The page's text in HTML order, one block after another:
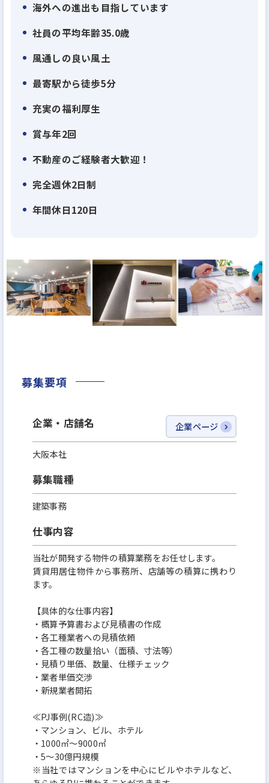
管理、売却サポート までを一貫して行う「垂直統合
型ビジネスモデル」です。
不動産業と建設業のハイブリッドを実現すること
高いサービスをお届けしています。
また、自社開発による一棟物の新築・中古アパート
多様なお客様のニーズに合わせた最適な資産運用プ
ランをご提案しています。
ける「圧倒的顧客ファースト」の精神は、大和財託
提供することで、多くの方々から高い支持をいただ
いています。
その結果、創業以来増収増益、創業12年(2025年時
点）で売上高360億円。
時代の変化を先取りしながら、常に進化を続ける当
資産運用をより多くの方々に開かれたものとし、こ
れからも新しい価値と未来を切り拓いてまいります。
「家族に入社を勧めたい次世代に残していきたい企
業」を指す、ホワイト企業に2022年から4年連続で認
2025年7月1日(火)に、最高ランク『プラチナ』ラン
クを2年連続で取得しました！
き方、健康経営、労働法順守 の4項目では満点を
ビジネスモデル/生産性、リスクマネジメント の2項
目では高い点数を取得しており
透明性の高い経営・社員の働きがい を高い水準で
実現しています！
海外への進出も目指しています
社員の平均年齢35.0歳
風通しの良い風土
最寄駅から徒歩5分
充実の福利厚生
賞与年2回
不動産のご経験者大歓迎！
完全週休2日制
年間休日120日
募集要項
企業・店舗名 企業ページ
大阪本社
募集職種
建築事務
仕事内容
当社が開発する物件の積算業務をお任せします。
賃貸用居住物件から事務所、店舗等の積算に携わり
ます。
【具体的な仕事内容】
・概算予算書および見積書の作成
・各工種業者への見積依頼
・各工種の数量拾い（面積、寸法等）
・見積り単価、数量、仕様チェック
・業者単価交渉
・新規業者開拓
≪PJ事例(RC造)≫
・マンション、ビル、ホテル
・1000㎡～9000㎡
・5～30億円規模
※当社ではマンションを中心にビルやホテルなど、